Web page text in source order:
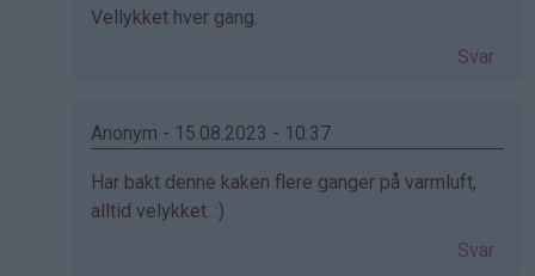
på
bekreftet)
Vellykket hver gang.
Svar
Anonym - 15.08.2023 - 10:37
Som
svar
Har bakt denne kaken flere ganger på varmluft,
alltid velykket. :)
Svar